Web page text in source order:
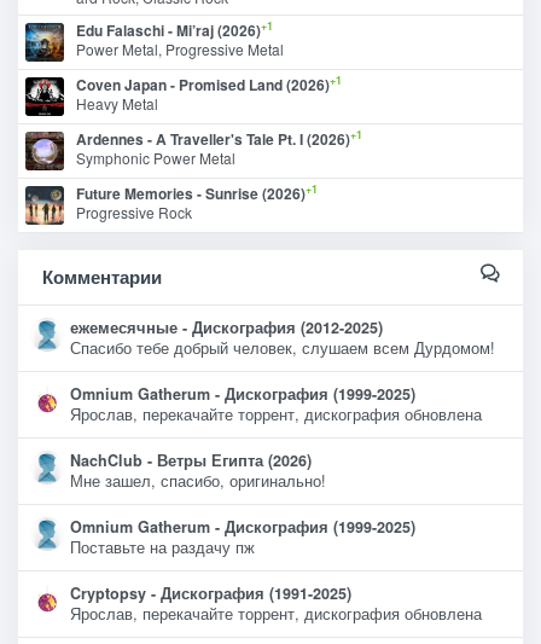
Edu Falaschi - Mi’raj (2026)+1
Power Metal, Progressive Metal
Coven Japan - Promised Land (2026)+1
Heavy Metal
Ardennes - A Traveller's Tale Pt. I (2026)+1
Symphonic Power Metal
Future Memories - Sunrise (2026)+1
Progressive Rock
Комментарии
ежемесячные - Дискография (2012-2025)
Спасибо тебе добрый человек, слушаем всем Дурдомом!
Omnium Gatherum - Дискография (1999-2025)
Ярослав, перекачайте торрент, дискография обновлена
NachClub - Ветры Египта (2026)
Мне зашел, спасибо, оригинально!
Omnium Gatherum - Дискография (1999-2025)
Поставьте на раздачу пж
Cryptopsy - Дискография (1991-2025)
Ярослав, перекачайте торрент, дискография обновлена